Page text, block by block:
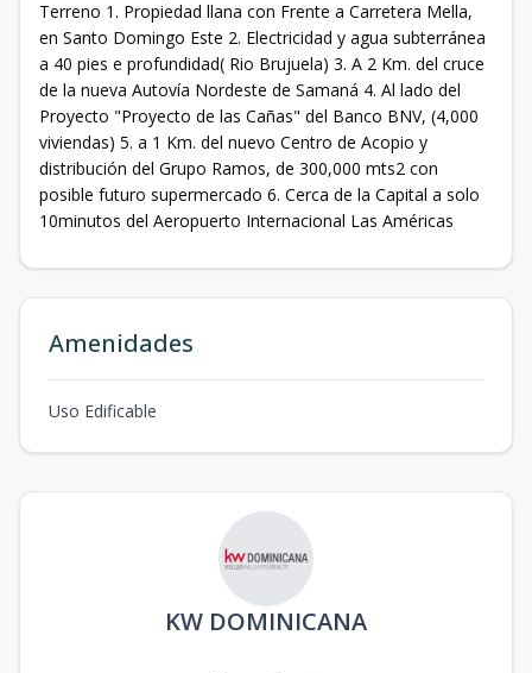
Terreno 1. Propiedad llana con Frente a Carretera Mella,
en Santo Domingo Este 2. Electricidad y agua subterránea
a 40 pies e profundidad( Rio Brujuela) 3. A 2 Km. del cruce
de la nueva Autovía Nordeste de Samaná 4. Al lado del
Proyecto "Proyecto de las Cañas" del Banco BNV, (4,000
viviendas) 5. a 1 Km. del nuevo Centro de Acopio y
distribución del Grupo Ramos, de 300,000 mts2 con
posible futuro supermercado 6. Cerca de la Capital a solo
10minutos del Aeropuerto Internacional Las Américas
Amenidades
Uso Edificable
KW DOMINICANA